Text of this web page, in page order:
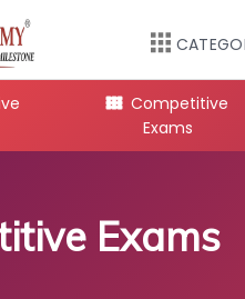
Competitive
Exams
Exams